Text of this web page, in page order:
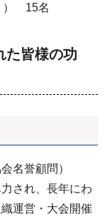
） 15名
た皆様の功
名誉顧問）
され、長年にわ
運営・大会開催